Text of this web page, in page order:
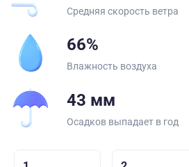
Средняя скорость ветра
66%
Влажность воздуха
43 мм
Осадков выпадает в год